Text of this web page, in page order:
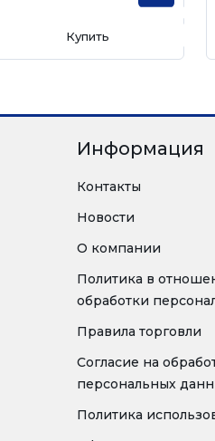
Купить
Информация
Контакты
Новости
О компании
Политика в
обработки
Правила торговли
Согласие на
персональных
Политика